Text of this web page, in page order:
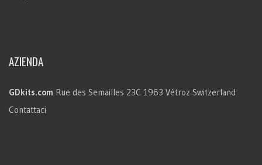
AZIENDA
GDkits.com Rue des Semailles 23C 1963 Vétroz Switzerland
Contattaci